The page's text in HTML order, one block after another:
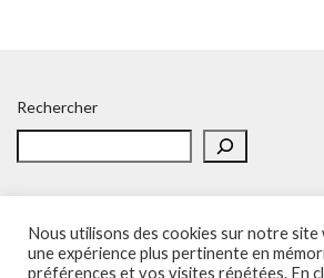
Rechercher
Accueil Politique de confidentialité
Nous utilisons des cookies sur notre
une expérience plus pertinente en
préférences et vos visites répétées. En